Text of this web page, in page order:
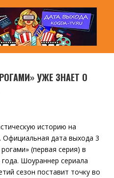
УЖЕ ЗНАЕТ О
историю на
дата выхода 3
(первая серия) в
Шоураннер сериала
сезон поставит точку во